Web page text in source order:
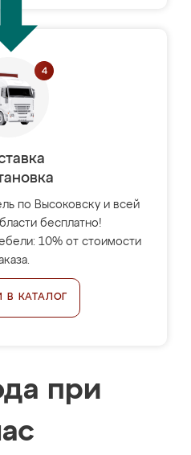
по Высоковску и всей
бесплатно!
10% от стоимости
В КАТАЛОГ
при